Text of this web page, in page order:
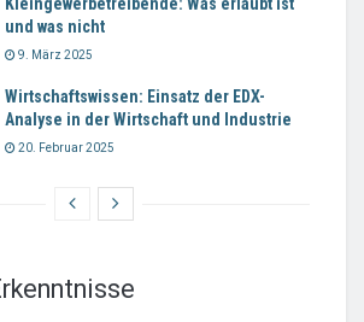
und was nicht
9. März 2025
Wirtschaftswissen: Einsatz der EDX-
Analyse in der Wirtschaft und Industrie
20. Februar 2025